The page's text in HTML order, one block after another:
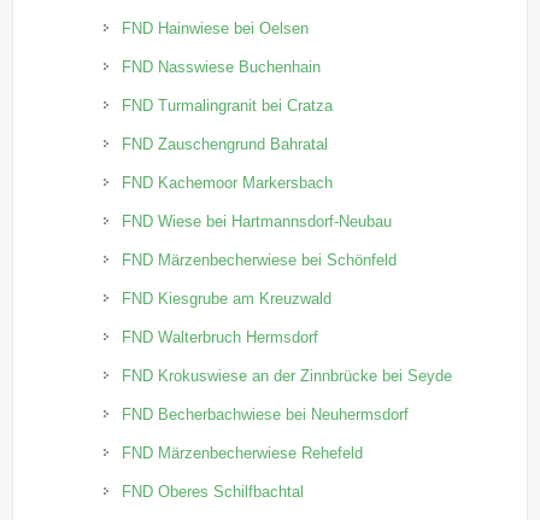
FND Hainwiese bei Oelsen
FND Nasswiese Buchenhain
FND Turmalingranit bei Cratza
FND Zauschengrund Bahratal
FND Kachemoor Markersbach
FND Wiese bei Hartmannsdorf-Neubau
FND Märzenbecherwiese bei Schönfeld
FND Kiesgrube am Kreuzwald
FND Walterbruch Hermsdorf
FND Krokuswiese an der Zinnbrücke bei Seyde
FND Becherbachwiese bei Neuhermsdorf
FND Märzenbecherwiese Rehefeld
FND Oberes Schilfbachtal